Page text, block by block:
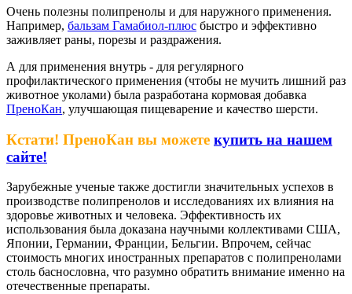
Очень полезны полипренолы и для наружного применения.
Например, бальзам Гамабиол-плюс быстро и эффективно
заживляет раны, порезы и раздражения.
А для применения внутрь - для регулярного
профилактического применения (чтобы не мучить лишний раз
животное уколами) была разработана кормовая добавка
ПреноКан, улучшающая пищеварение и качество шерсти.
Кстати! ПреноКан вы можете купить на нашем
сайте!
Зарубежные ученые также достигли значительных успехов в
производстве полипренолов и исследованиях их влияния на
здоровье животных и человека. Эффективность их
использования была доказана научными коллективами США,
Японии, Германии, Франции, Бельгии. Впрочем, сейчас
стоимость многих иностранных препаратов с полипренолами
столь баснословна, что разумно обратить внимание именно на
отечественные препараты.